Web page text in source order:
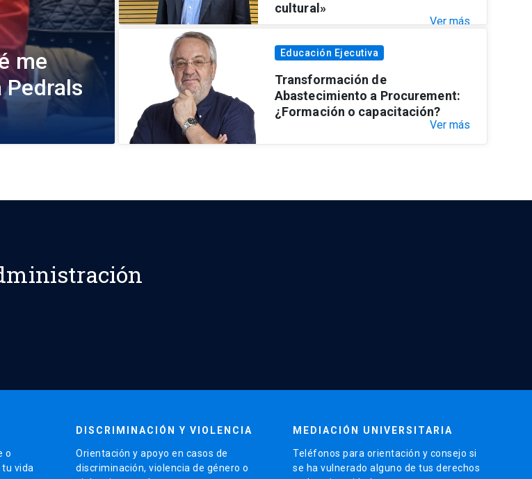
me
Pedrals
cultural»
Ver más
Educación Ejecutiva
Transformación de
Abastecimiento a Procurement:
¿Formación o capacitación?
Ver más
o
tu vida
DISCRIMINACIÓN Y VIOLENCIA
Orientación y apoyo en casos de
discriminación, violencia de género o
MEDIACIÓN UNIVERSITARIA
Teléfonos para orientación y consejo si
se ha vulnerado alguno de tus derechos